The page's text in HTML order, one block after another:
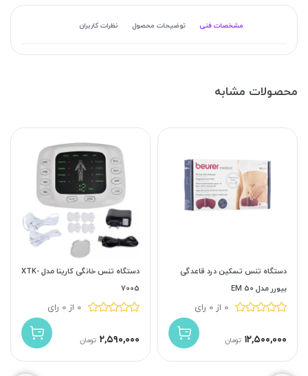
مشخصات فنی توضیحات محصول نظرات کاربران
محصولات مشابه
دستگاه تنس تسکین درد قاعدگی
بیورر مدل EM 50
0 از 0 رای
۱۲,۵۰۰,۰۰۰ تومان
دستگاه تنس خانگی کارینا مدل XTK-
7005
0 از 0 رای
۲,۵۹۰,۰۰۰ تومان